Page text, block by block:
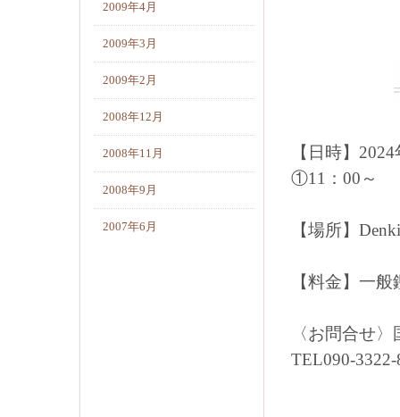
【日時】
①11：00
【場所】
【料金】一
〈お問合せ
TEL090-3322-
2009年4月
2009年3月
2009年2月
2008年12月
2008年11月
2008年9月
2007年6月